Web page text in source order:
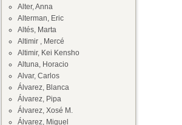
Alter, Anna
Alterman, Eric
Altés, Marta
Altimir , Mercé
Altimir, Kei Kensho
Altuna, Horacio
Alvar, Carlos
Álvarez, Blanca
Álvarez, Pipa
Álvarez, Xosé M.
Álvarez, Miguel